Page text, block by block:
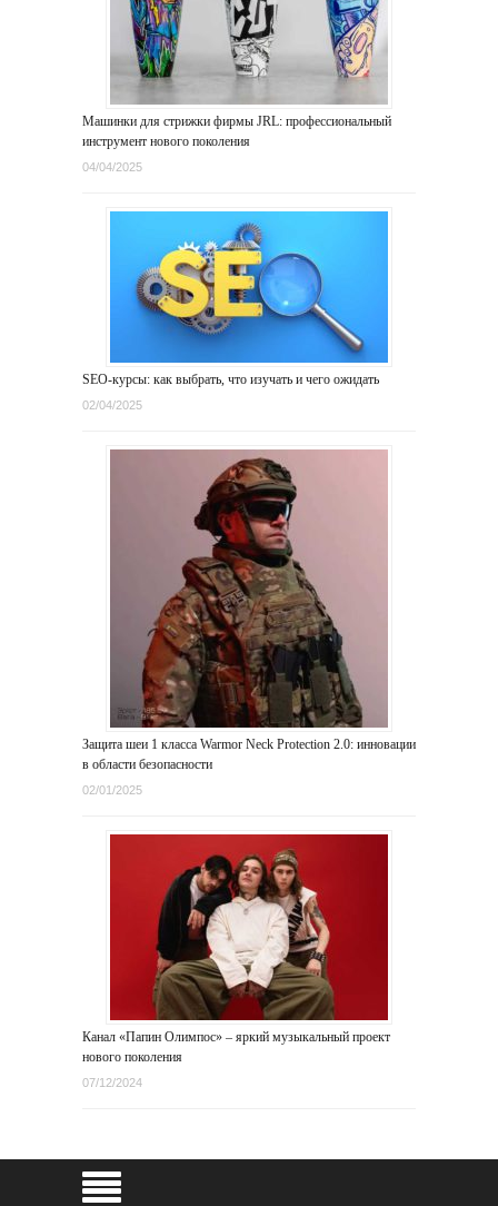
Машинки для стрижки фирмы JRL: профессиональный
инструмент нового поколения
04/04/2025
SEO-курсы: как выбрать, что изучать и чего ожидать
02/04/2025
Защита шеи 1 класса Warmor Neck Protection 2.0: инновации
в области безопасности
02/01/2025
Канал «Папин Олимпос» – яркий музыкальный проект
нового поколения
07/12/2024